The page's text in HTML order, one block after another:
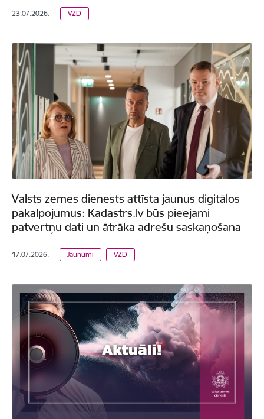
23.07.2026. VZD
Valsts zemes dienests attīsta jaunus digitālos
pakalpojumus: Kadastrs.lv būs pieejami
patvertņu dati un ātrāka adrešu saskaņošana
17.07.2026. Jaunumi VZD